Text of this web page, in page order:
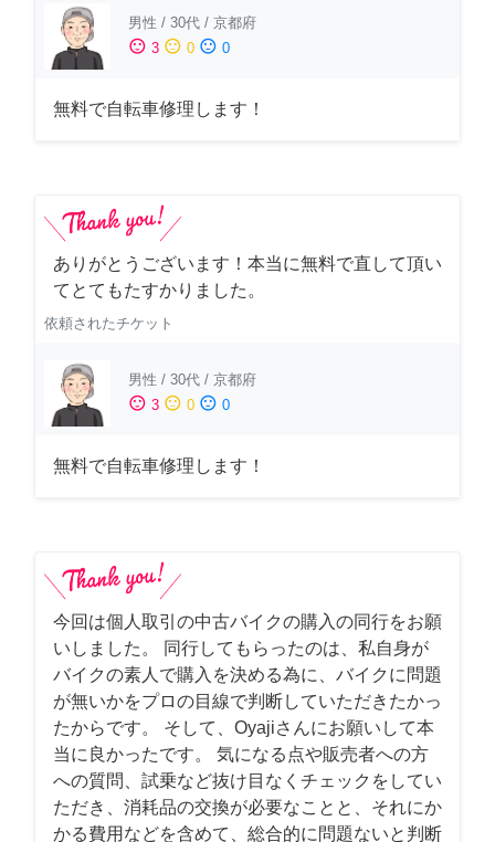
男性 / 30代 / 京都府
sentiment_satisfied 3 sentiment_neutral 0 sentiment_dissatisfied 0
無料で自転車修理します！
ありがとうございます！本当に無料で直して頂い
てとてもたすかりました。
依頼されたチケット
男性 / 30代 / 京都府
sentiment_satisfied 3 sentiment_neutral 0 sentiment_dissatisfied 0
無料で自転車修理します！
今回は個人取引の中古バイクの購入の同行をお願
いしました。 同行してもらったのは、私自身が
バイクの素人で購入を決める為に、バイクに問題
が無いかをプロの目線で判断していただきたかっ
たからです。 そして、Oyajiさんにお願いして本
当に良かったです。 気になる点や販売者への方
への質問、試乗など抜け目なくチェックをしてい
ただき、消耗品の交換が必要なことと、それにか
かる費用などを含めて、総合的に問題ないと判断